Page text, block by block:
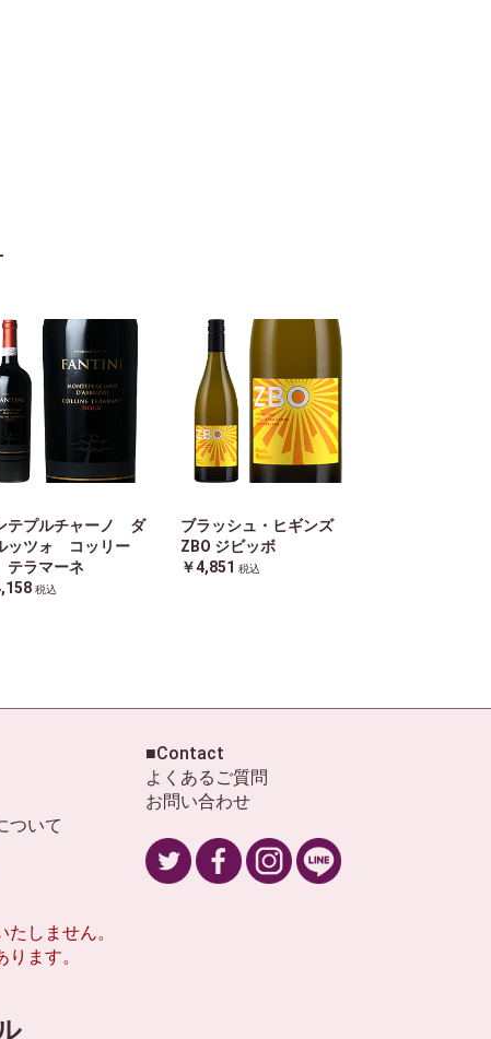
テプルチャーノ ダ
ッツォ コッリー
ラマーネ
税込
ブラッシュ・ヒギンズ
ZBO ジビッボ
￥4,851 税込
ついて
■Contact
よくあるご質問
お問い合わせ
しません。
ます。